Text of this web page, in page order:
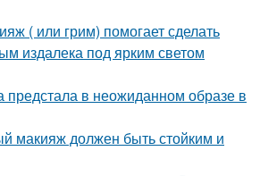
( или грим) помогает сделать
издалека под ярким светом
предстала в неожиданном образе в
макияж должен быть стойким и